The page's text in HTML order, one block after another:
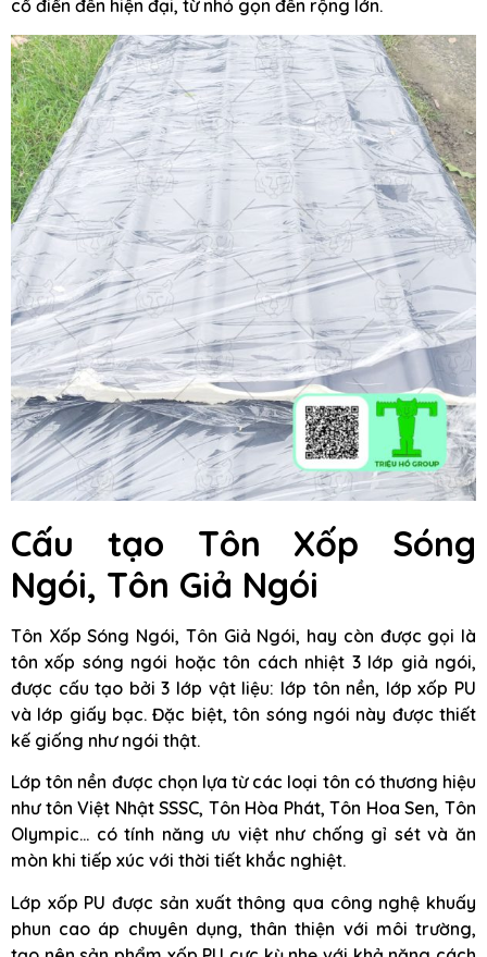
cổ điển đến hiện đại, từ nhỏ gọn đến rộng lớn.
Cấu tạo Tôn Xốp Sóng
Ngói, Tôn Giả Ngói
Tôn Xốp Sóng Ngói, Tôn Giả Ngói, hay còn được gọi là
tôn xốp sóng ngói hoặc tôn cách nhiệt 3 lớp giả ngói,
được cấu tạo bởi 3 lớp vật liệu: lớp tôn nền, lớp xốp PU
và lớp giấy bạc. Đặc biệt, tôn sóng ngói này được thiết
kế giống như ngói thật.
Lớp tôn nền được chọn lựa từ các loại tôn có thương hiệu
như tôn Việt Nhật SSSC, Tôn Hòa Phát, Tôn Hoa Sen, Tôn
Olympic… có tính năng ưu việt như chống gỉ sét và ăn
mòn khi tiếp xúc với thời tiết khắc nghiệt.
Lớp xốp PU được sản xuất thông qua công nghệ khuấy
phun cao áp chuyên dụng, thân thiện với môi trường,